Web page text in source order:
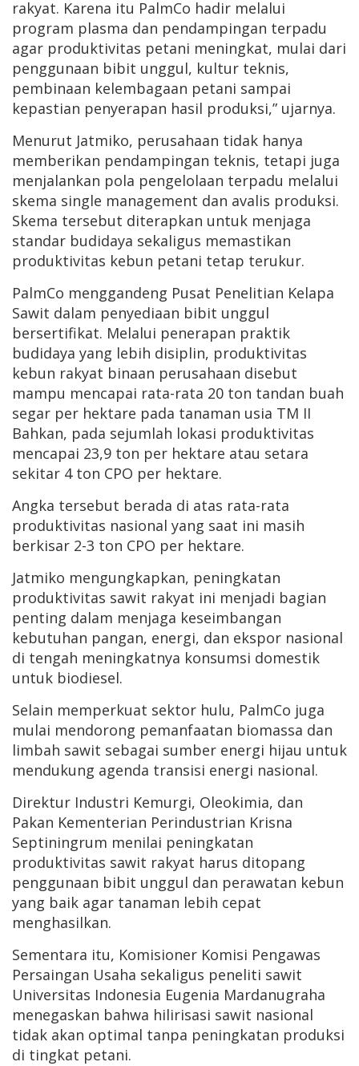
rakyat. Karena itu PalmCo hadir melalui
program plasma dan pendampingan terpadu
agar produktivitas petani meningkat, mulai dari
penggunaan bibit unggul, kultur teknis,
pembinaan kelembagaan petani sampai
kepastian penyerapan hasil produksi,” ujarnya.
Menurut Jatmiko, perusahaan tidak hanya
memberikan pendampingan teknis, tetapi juga
menjalankan pola pengelolaan terpadu melalui
skema single management dan avalis produksi.
Skema tersebut diterapkan untuk menjaga
standar budidaya sekaligus memastikan
produktivitas kebun petani tetap terukur.
PalmCo menggandeng Pusat Penelitian Kelapa
Sawit dalam penyediaan bibit unggul
bersertifikat. Melalui penerapan praktik
budidaya yang lebih disiplin, produktivitas
kebun rakyat binaan perusahaan disebut
mampu mencapai rata-rata 20 ton tandan buah
segar per hektare pada tanaman usia TM II
Bahkan, pada sejumlah lokasi produktivitas
mencapai 23,9 ton per hektare atau setara
sekitar 4 ton CPO per hektare.
Angka tersebut berada di atas rata-rata
produktivitas nasional yang saat ini masih
berkisar 2-3 ton CPO per hektare.
Jatmiko mengungkapkan, peningkatan
produktivitas sawit rakyat ini menjadi bagian
penting dalam menjaga keseimbangan
kebutuhan pangan, energi, dan ekspor nasional
di tengah meningkatnya konsumsi domestik
untuk biodiesel.
Selain memperkuat sektor hulu, PalmCo juga
mulai mendorong pemanfaatan biomassa dan
limbah sawit sebagai sumber energi hijau untuk
mendukung agenda transisi energi nasional.
Direktur Industri Kemurgi, Oleokimia, dan
Pakan Kementerian Perindustrian Krisna
Septiningrum menilai peningkatan
produktivitas sawit rakyat harus ditopang
penggunaan bibit unggul dan perawatan kebun
yang baik agar tanaman lebih cepat
menghasilkan.
Sementara itu, Komisioner Komisi Pengawas
Persaingan Usaha sekaligus peneliti sawit
Universitas Indonesia Eugenia Mardanugraha
menegaskan bahwa hilirisasi sawit nasional
tidak akan optimal tanpa peningkatan produksi
di tingkat petani.